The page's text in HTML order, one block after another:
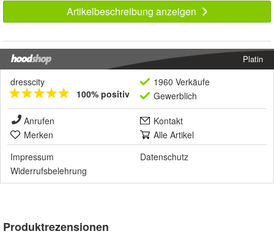
Artikelbeschreibung anzeigen
Platin
dresscity
100% positiv
1960 Verkäufe
Gewerblich
Anrufen
Kontakt
Merken
Alle Artikel
Impressum
Datenschutz
Widerrufsbelehrung
Produktrezensionen